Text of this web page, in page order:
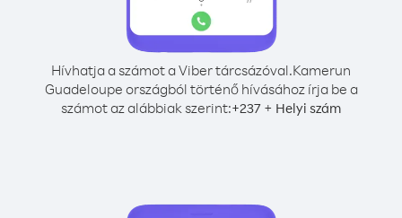
Hívhatja a számot a Viber tárcsázóval.Kamerun
Guadeloupe országból történő hívásához írja be a
számot az alábbiak szerint:+237 + Helyi szám